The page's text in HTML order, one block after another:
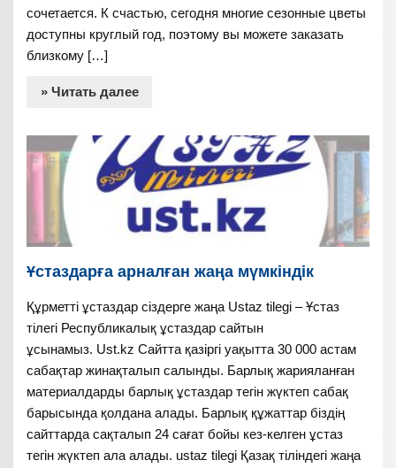
сочетается. К счастью, сегодня многие сезонные цветы
доступны круглый год, поэтому вы можете заказать
близкому […]
» Читать далее
Ұстаздарға арналған жаңа мүмкіндік
Құрметті ұстаздар сіздерге жаңа Ustaz tilegi – Ұстаз
тілегі Республикалық ұстаздар сайтын
ұсынамыз. Ust.kz Сайтта қазіргі уақытта 30 000 астам
сабақтар жинақталып салынды. Барлық жарияланған
материалдарды барлық ұстаздар тегін жүктеп сабақ
барысында қолдана алады. Барлық құжаттар біздің
сайттарда сақталып 24 сағат бойы кез-келген ұстаз
тегін жүктеп ала алады. ustaz tilegi Қазақ тіліндегі жаңа